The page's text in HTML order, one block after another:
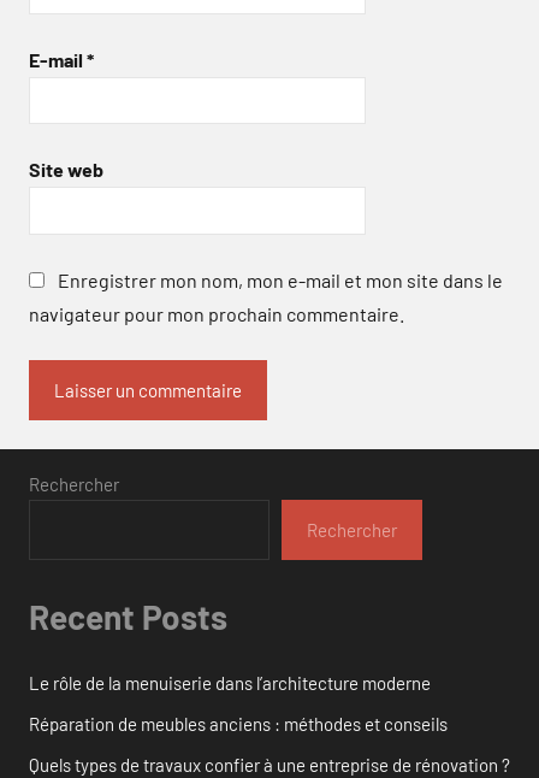
E-mail *
Site web
Enregistrer mon nom, mon e-mail et mon site dans le
navigateur pour mon prochain commentaire.
Rechercher
Rechercher
Recent Posts
Le rôle de la menuiserie dans l’architecture moderne
Réparation de meubles anciens : méthodes et conseils
Quels types de travaux confier à une entreprise de rénovation ?